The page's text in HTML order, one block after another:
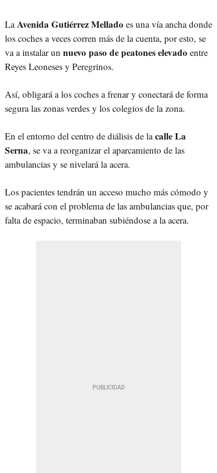
LaAvenida Gutiérrez Mellado es una vía ancha donde
los coches a veces corren más de la cuenta, por esto, se
va a instalar un nuevo paso de peatones elevado entre
Reyes Leoneses y Peregrinos.
Así, obligará a los coches a frenar y conectará de forma
segura las zonas verdes y los colegios de la zona.
En el entorno del centro de diálisis de lacalle La
Serna, se va a reorganizar el aparcamiento de las
ambulancias y se nivelará la acera.
Los pacientes tendrán un acceso mucho más cómodo y
se acabará con el problema de las ambulancias que, por
falta de espacio, terminaban subiéndose a la acera.